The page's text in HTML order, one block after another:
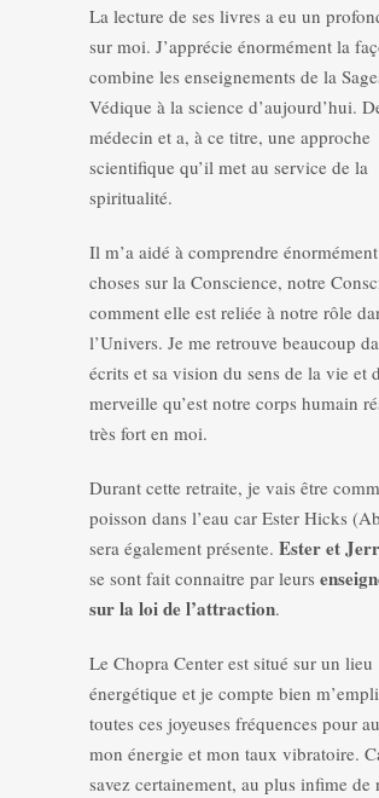
La lecture de ses livres a eu un
sur moi. J’apprécie énormément la
combine les enseignements de la
Védique à la science d’aujourd’hui.
médecin et a, à ce titre, une approche
scientifique qu’il met au service de la
spiritualité.
Il m’a aidé à comprendre
choses sur la Conscience, notre
comment elle est reliée à notre rôle
l’Univers. Je me retrouve beaucoup
écrits et sa vision du sens de la vie et
merveille qu’est notre corps humain
très fort en moi.
Durant cette retraite, je vais être
poisson dans l’eau car Ester Hicks
sera également présente. Ester et
se sont fait connaitre par leurs
sur la loi de l’attraction.
Le Chopra Center est situé sur un lieu
énergétique et je compte bien
toutes ces joyeuses fréquences pour
mon énergie et mon taux vibratoire.
savez certainement, au plus infime de